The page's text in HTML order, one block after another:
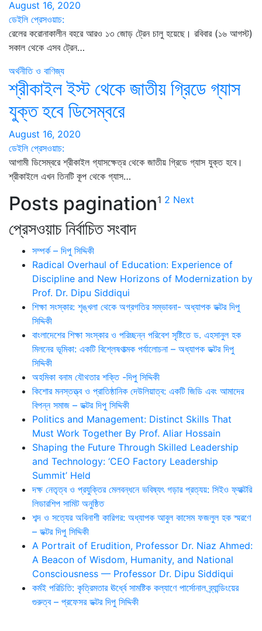
August 16, 2020
ডেইলি প্রেসওয়াচ:
রেলের করোনাকালীন বহরে আরও ১৩ জোড় ট্রেন চালু হয়েছে। রবিবার (১৬ আগস্ট)
সকাল থেকে এসব ট্রেন…
অর্থনীতি ও বাণিজ্য
শ্রীকাইল ইস্ট থেকে জাতীয় গ্রিডে গ্যাস
যুক্ত হবে ডিসেম্বরে
August 16, 2020
ডেইলি প্রেসওয়াচ:
আগামী ডিসেম্বরে শ্রীকাইল গ্যাসক্ষেত্র থেকে জাতীয় গ্রিডে গ্যাস যুক্ত হবে।
শ্রীকাইলে এখন তিনটি কূপ থেকে গ্যাস…
Posts pagination1 2 Next
প্রেসওয়াচ নির্বাচিত সংবাদ
সম্পর্ক – দিপু সিদ্দিকী
Radical Overhaul of Education: Experience of
Discipline and New Horizons of Modernization by
Prof. Dr. Dipu Siddiqui
শিক্ষা সংস্কার: শৃঙ্খলা থেকে অগ্রগতির সম্ভাবনা- অধ্যাপক ডক্টর দিপু
সিদ্দিকী
বাংলাদেশের শিক্ষা সংস্কার ও পরিচ্ছন্ন পরিবেশ সৃষ্টিতে ড. এহসানুল হক
মিলনের ভূমিকা: একটি বিশ্লেষণাত্মক পর্যালোচনা – অধ্যাপক ডক্টর দিপু
সিদ্দিকী
অহমিকা বনাম যৌথতার শক্তি -দিপু সিদ্দিকী
কিশোর মনস্তত্ত্ব ও প্রাতিষ্ঠানিক দেউলিয়াত্ব: একটি জিডি এবং আমাদের
বিপন্ন সমাজ – ডক্টর দিপু সিদ্দিকী
Politics and Management: Distinct Skills That
Must Work Together By Prof. Aliar Hossain
Shaping the Future Through Skilled Leadership
and Technology: ‘CEO Factory Leadership
Summit’ Held
দক্ষ নেতৃত্ব ও প্রযুক্তির মেলবন্ধনে ভবিষ্যৎ গড়ার প্রত্যয়: সিইও ফ্যাক্টরি
লিডারশিপ সামিট অনুষ্ঠিত
শব্দ ও সত্যের অবিনাশী কারিগর: অধ্যাপক আবুল কাসেম ফজলুল হক স্মরণে
– ডক্টর দিপু সিদ্দিকী
A Portrait of Erudition, Professor Dr. Niaz Ahmed:
A Beacon of Wisdom, Humanity, and National
Consciousness — Professor Dr. Dipu Siddiqui
কর্মই পরিচিতি: কৃত্রিমতার ঊর্ধ্বে সামষ্টিক কল্যাণে পার্সোনাল ব্র্যান্ডিংয়ের
গুরুত্ব – প্রফেসর ডক্টর দিপু সিদ্দিকী